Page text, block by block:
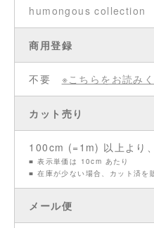
humongous collection
商用登録
不要 ※こちらをお読み
カット売り
100cm (=1m) 以上より
■ 表示単価は 10cm あたり
■ 在庫が少ない場合、カット済を
メール便